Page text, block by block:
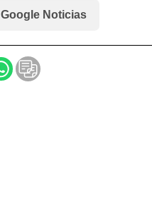
Google Noticias